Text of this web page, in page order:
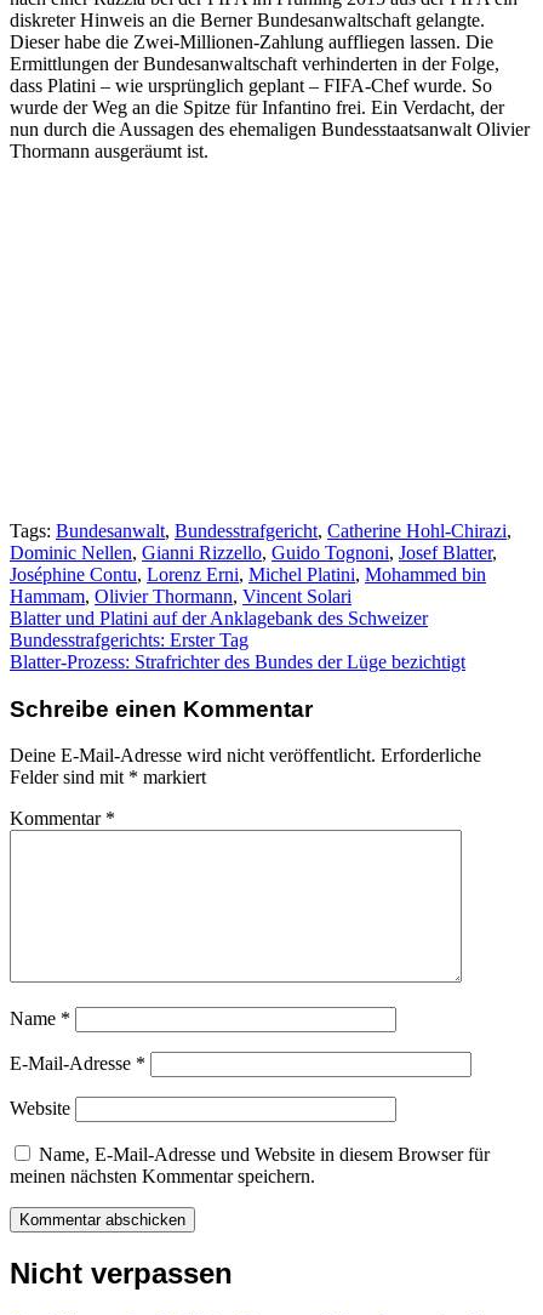
diskreter Hinweis an die Berner Bundesanwaltschaft gelangte.
Dieser habe die Zwei-Millionen-Zahlung auffliegen lassen. Die
Ermittlungen der Bundesanwaltschaft verhinderten in der Folge,
dass Platini – wie ursprünglich geplant – FIFA-Chef wurde. So
wurde der Weg an die Spitze für Infantino frei. Ein Verdacht, der
nun durch die Aussagen des ehemaligen Bundesstaatsanwalt Olivier
Thormann ausgeräumt ist.
Tags: Bundesanwalt, Bundesstrafgericht, Catherine Hohl-Chirazi,
Dominic Nellen, Gianni Rizzello, Guido Tognoni, Josef Blatter,
Joséphine Contu, Lorenz Erni, Michel Platini, Mohammed bin
Hammam, Olivier Thormann, Vincent Solari
Beitragsnavigation
Blatter und Platini auf der Anklagebank des Schweizer
Bundesstrafgerichts: Erster Tag
Blatter-Prozess: Strafrichter des Bundes der Lüge bezichtigt
Schreibe einen Kommentar
Deine E-Mail-Adresse wird nicht veröffentlicht. Erforderliche
Felder sind mit * markiert
Kommentar *
Name *
E-Mail-Adresse *
Website
Name, E-Mail-Adresse und Website in diesem Browser für
meinen nächsten Kommentar speichern.
Nicht verpassen